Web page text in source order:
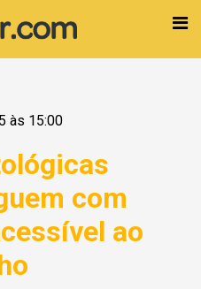
às 15:00
com
ao